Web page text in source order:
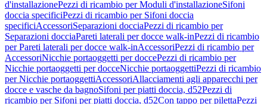
d'installazionePezzi di ricambio per Moduli d'installazioneSifoni
doccia specificiPezzi di ricambio per Sifoni doccia
specificiAccessoriSeparazioni docciaPezzi di ricambio per
Separazioni docciaPareti laterali per docce walk-inPezzi di ricambio
per Pareti laterali per docce walk-inAccessoriPezzi di ricambio per
AccessoriNicchie portaoggetti per doccePezzi di ricambio per
Nicchie portaoggetti per docceNicchie portaoggettiPezzi di ricambio
per Nicchie portaoggettiAccessoriAllacciamenti agli apparecchi per
docce e vasche da bagnoSifoni per piatti doccia, d52Pezzi di
ricambio per Sifoni per piatti doccia, d52Con tappo per pilettaPezzi